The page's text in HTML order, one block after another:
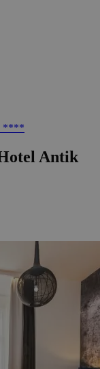
****
Antik